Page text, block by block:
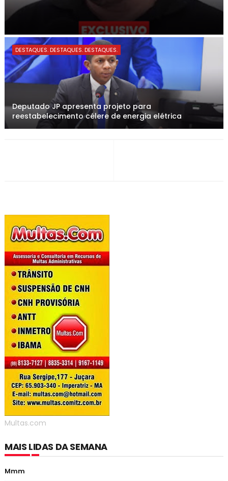
DESTAQUES. DESTAQUES. DESTAQUES.
Deputado JP apresenta projeto para
reestabelecimento célere de energia elétrica
Multas.com
MAIS LIDAS DA SEMANA
Mmm